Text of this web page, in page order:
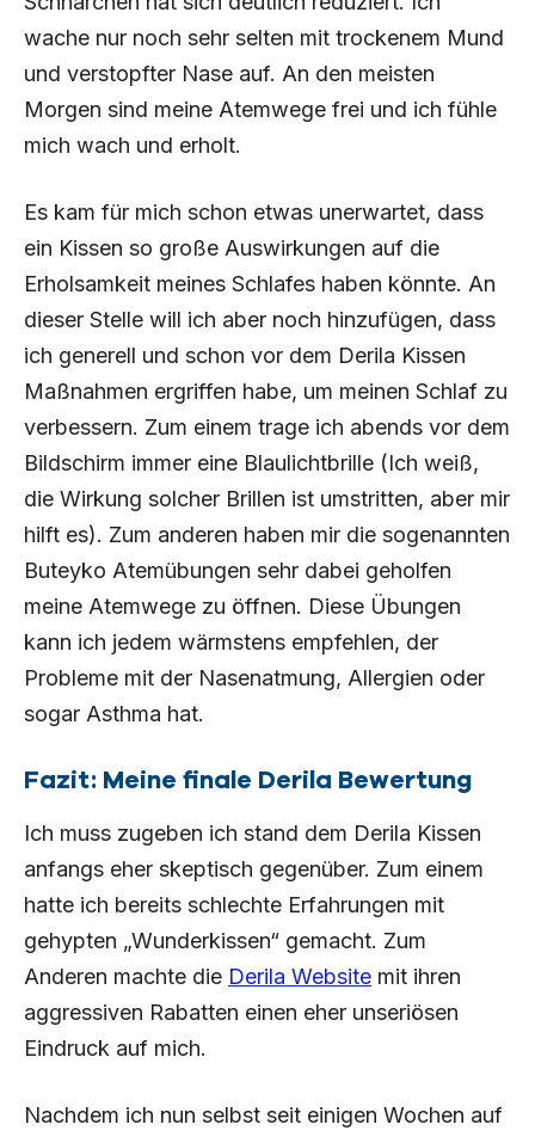
wache nur noch sehr selten mit trockenem Mund
und verstopfter Nase auf. An den meisten
Morgen sind meine Atemwege frei und ich fühle
mich wach und erholt.
Es kam für mich schon etwas unerwartet, dass
ein Kissen so große Auswirkungen auf die
Erholsamkeit meines Schlafes haben könnte. An
dieser Stelle will ich aber noch hinzufügen, dass
ich generell und schon vor dem Derila Kissen
Maßnahmen ergriffen habe, um meinen Schlaf zu
verbessern. Zum einem trage ich abends vor dem
Bildschirm immer eine Blaulichtbrille (Ich weiß,
die Wirkung solcher Brillen ist umstritten, aber mir
hilft es). Zum anderen haben mir die sogenannten
Buteyko Atemübungen sehr dabei geholfen
meine Atemwege zu öffnen. Diese Übungen
kann ich jedem wärmstens empfehlen, der
Probleme mit der Nasenatmung, Allergien oder
sogar Asthma hat.
Fazit: Meine finale Derila Bewertung
Ich muss zugeben ich stand dem Derila Kissen
anfangs eher skeptisch gegenüber. Zum einem
hatte ich bereits schlechte Erfahrungen mit
gehypten „Wunderkissen“ gemacht. Zum
Anderen machte die Derila Website mit ihren
aggressiven Rabatten einen eher unseriösen
Eindruck auf mich.
Nachdem ich nun selbst seit einigen Wochen auf